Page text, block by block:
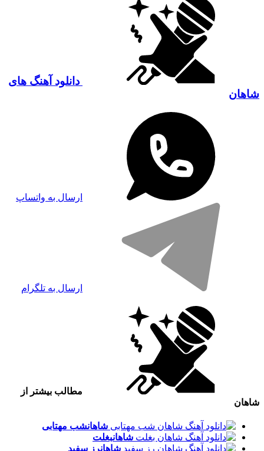
دانلود آهنگ های
شاهان
ارسال به واتساپ
ارسال به تلگرام
مطالب بیشتر از
شاهان
شاهانشب مهتابی
شاهانبغلت
شاهانرز سفید